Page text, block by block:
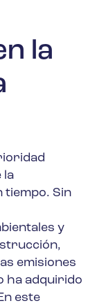
la
la
tiempo. Sin
y
emisiones
ha adquirido
este